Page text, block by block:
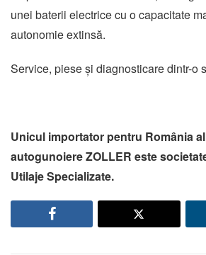
unei baterii electrice cu o capacitate
autonomie extinsă.
Service, piese și diagnosticare dintr-o
Unicul importator pentru România
autogunoiere ZOLLER este
Utilaje Specializate.